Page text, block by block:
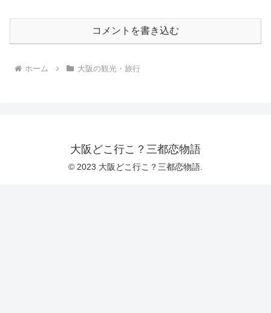
コメントを書き込む
ホーム 大阪の観光・旅行
大阪どこ行こ？三都恋物語
© 2023 大阪どこ行こ？三都恋物語.